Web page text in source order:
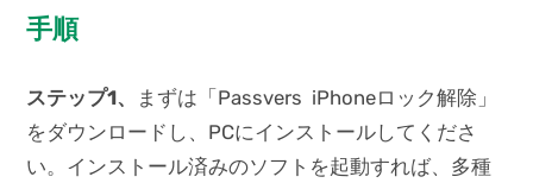
手順
ステップ1、
まずは「Passvers iPhoneロック解除」
をダウンロードし、PCにインストールしてくださ
い。インストール済みのソフトを起動すれば、多種